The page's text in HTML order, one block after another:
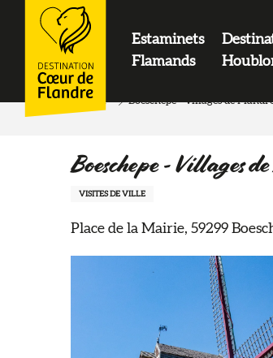
contenu
principal
Estaminets
Flamands
LOGO
Accueil Boeschepe - Villages de
Boeschepe - Villages
VISITES DE VILLE
Place de la Mairie, 59299